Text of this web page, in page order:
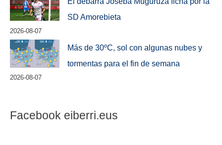
SD Amorebieta
2026-08-07
Más de 30ºC, sol con algunas nubes y
tormentas para el fin de semana
2026-08-07
Facebook eiberri.eus